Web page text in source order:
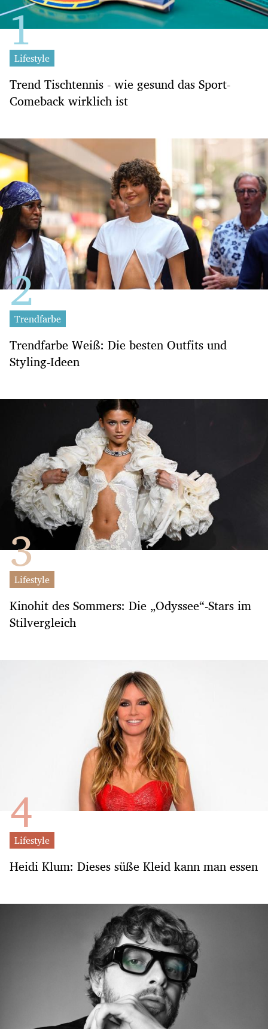
Lifestyle
Trend Tischtennis - wie gesund das Sport-
Comeback wirklich ist
Trendfarbe
Trendfarbe Weiß: Die besten Outfits und
Styling-Ideen
Lifestyle
Kinohit des Sommers: Die „Odyssee“-Stars im
Stilvergleich
Lifestyle
Heidi Klum: Dieses süße Kleid kann man essen